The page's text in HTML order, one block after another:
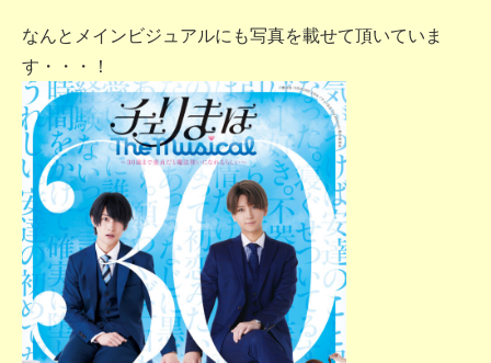
なんとメインビジュアルにも写真を載せて頂いていま
す・・・！